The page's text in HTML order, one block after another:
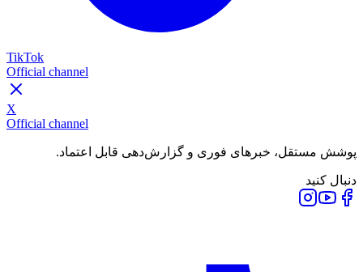
TikTok
Official channel
X
Official channel
پوشش مستقل، خبرهای فوری و گزارش‌دهی قابل اعتماد.
دنبال کنید